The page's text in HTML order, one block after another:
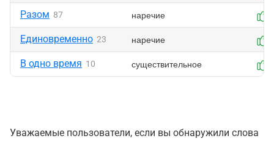
Разом 87 наречие
Единовременно 23 наречие
В одно время 10 существительное
Уважаемые пользователи, если вы обнаружили слова